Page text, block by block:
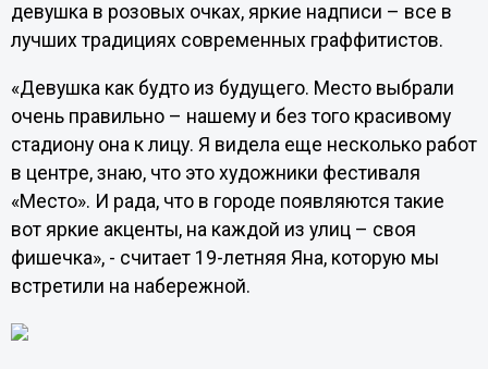
девушка в розовых очках, яркие надписи – все в
лучших традициях современных граффитистов.
«Девушка как будто из будущего. Место выбрали
очень правильно – нашему и без того красивому
стадиону она к лицу. Я видела еще несколько работ
в центре, знаю, что это художники фестиваля
«Место». И рада, что в городе появляются такие
вот яркие акценты, на каждой из улиц – своя
фишечка», - считает 19-летняя Яна, которую мы
встретили на набережной.